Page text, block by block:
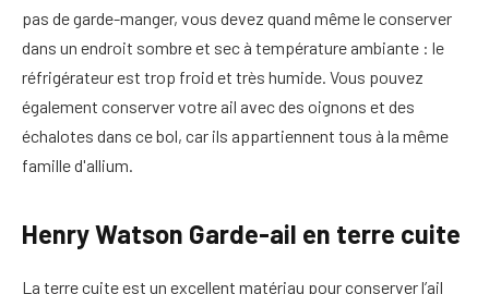
pas de garde-manger, vous devez quand même le conserver
dans un endroit sombre et sec à température ambiante : le
réfrigérateur est trop froid et très humide. Vous pouvez
également conserver votre ail avec des oignons et des
échalotes dans ce bol, car ils appartiennent tous à la même
famille d'allium.
Henry Watson Garde-ail en terre cuite
La terre cuite est un excellent matériau pour conserver l’ail